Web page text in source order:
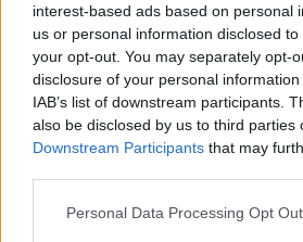
interest-based ads based on personal
us or personal information disclosed
your opt-out. You may separately opt-
disclosure of your personal
IAB’s list of downstream participants.
also be disclosed by us to third parties
Downstream Participants that may
Please note that this website/app uses
Personal Data Processing Opt
Pozostały wątpliwości? Brakuje
Zobacz, co zyskują abonenci
SPRAWDŹ
Często sprawdzane
Odmiana:wegetarian czy